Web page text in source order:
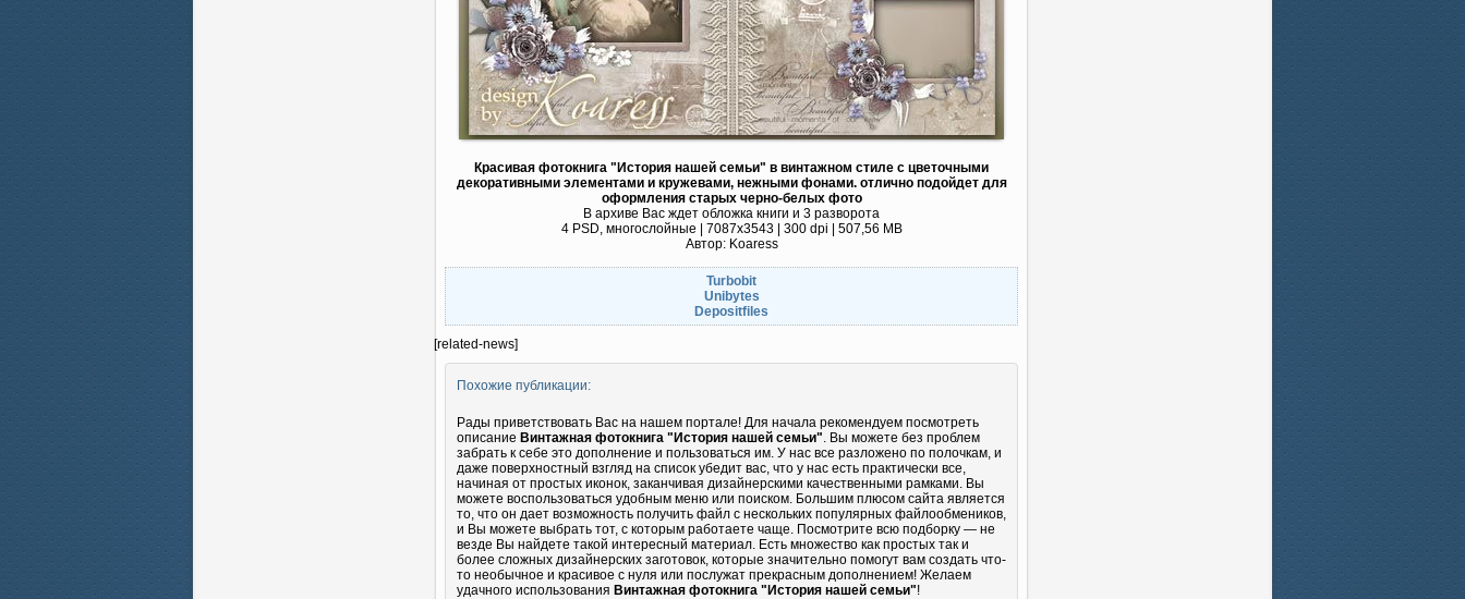
Красивая фотокнига "История нашей семьи" в винтажном стиле с цветочными
декоративными элементами и кружевами, нежными фонами. отлично подойдет для
оформления старых черно-белых фото
В архиве Вас ждет обложка книги и 3 разворота
4 PSD, многослойные | 7087x3543 | 300 dpi | 507,56 MB
Автор: Koaress
Turbobit
Unibytes
Depositfiles
[related-news]
Похожие публикации:
Рады приветствовать Вас на нашем портале! Для начала рекомендуем посмотреть
описание Винтажная фотокнига "История нашей семьи". Вы можете без проблем
забрать к себе это дополнение и пользоваться им. У нас все разложено по полочкам, и
даже поверхностный взгляд на список убедит вас, что у нас есть практически все,
начиная от простых иконок, заканчивая дизайнерскими качественными рамками. Вы
можете воспользоваться удобным меню или поиском. Большим плюсом сайта является
то, что он дает возможность получить файл с нескольких популярных файлообмеников,
и Вы можете выбрать тот, с которым работаете чаще. Посмотрите всю подборку — не
везде Вы найдете такой интересный материал. Есть множество как простых так и
более сложных дизайнерских заготовок, которые значительно помогут вам создать что-
то необычное и красивое с нуля или послужат прекрасным дополнением! Желаем
удачного использования Винтажная фотокнига "История нашей семьи"!